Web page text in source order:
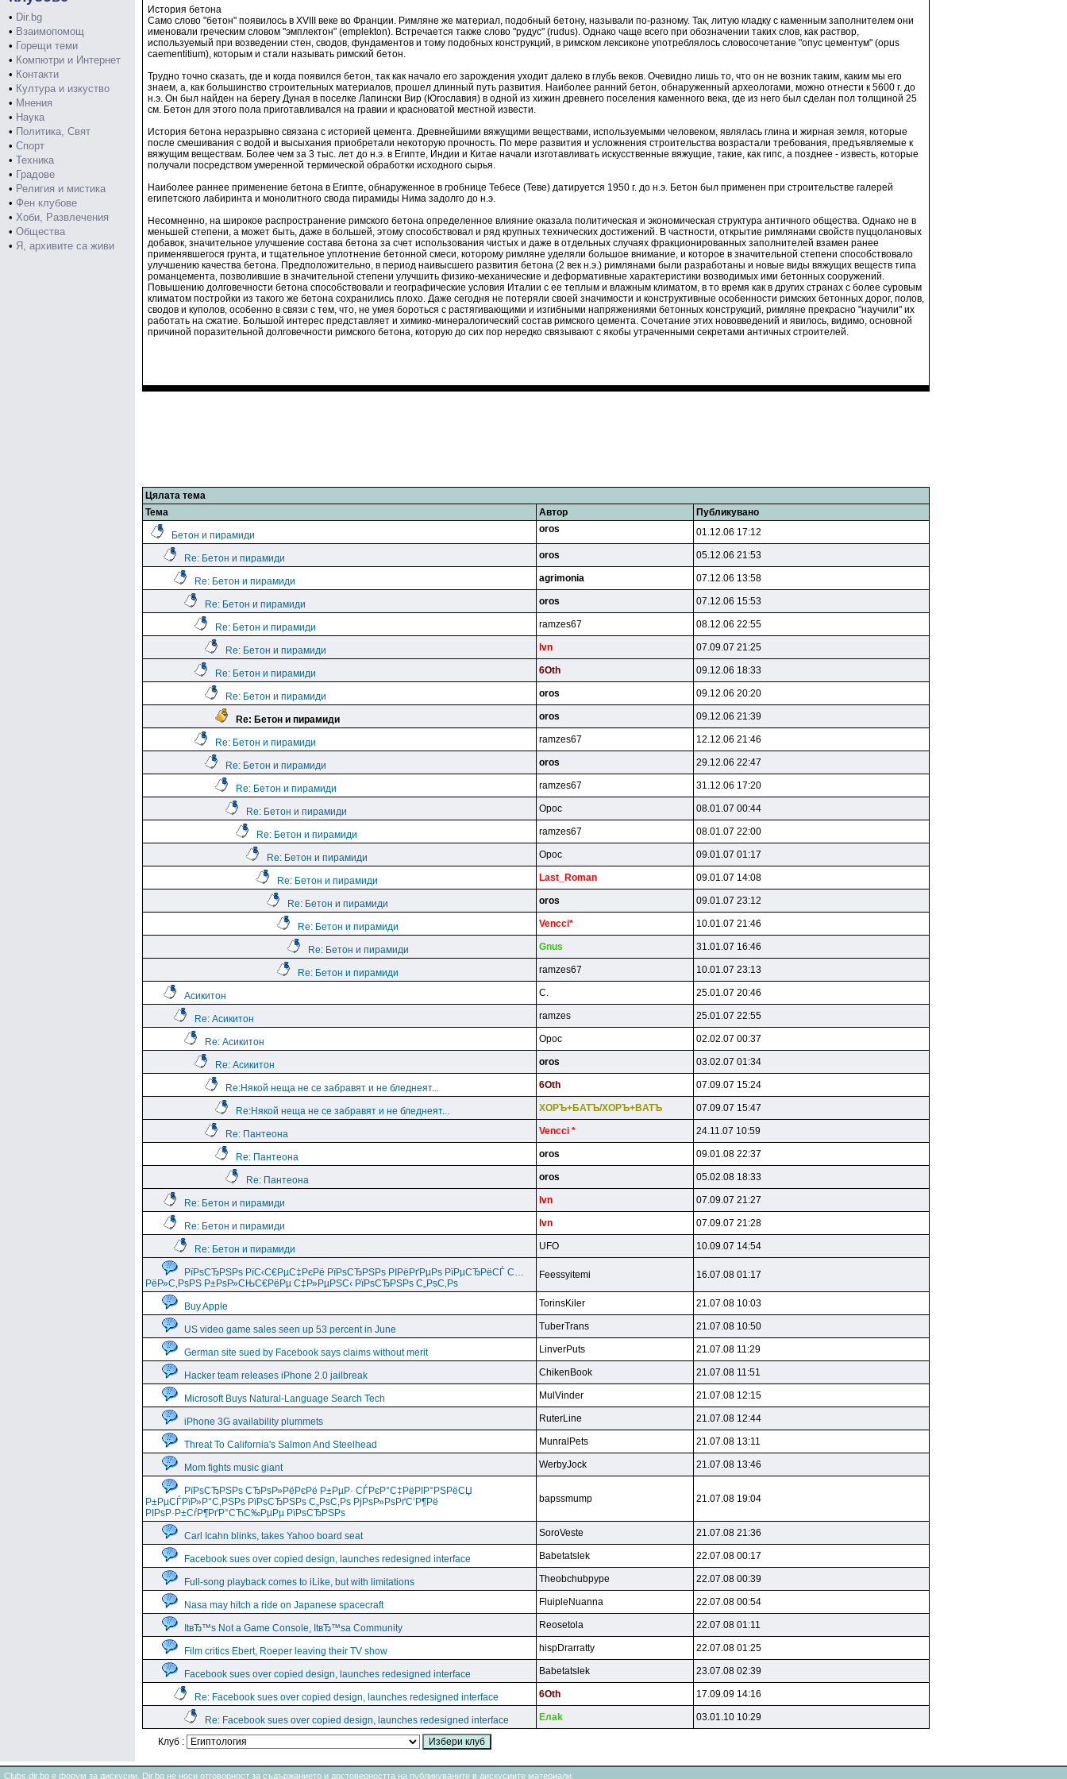
• Dir.bg
• Взаимопомощ
• Горещи теми
• Компютри и Интернет
• Контакти
• Култура и изкуство
• Мнения
• Наука
• Политика, Свят
• Спорт
• Техника
• Градове
• Религия и мистика
• Фен клубове
• Хоби, Развлечения
• Общества
• Я, архивите са живи
История бетона
Само слово "бетон" появилось в XVIII веке во Франции. Римляне же материал, подобный бетону, называли по-разному. Так, литую кладку с каменным заполнителем они
именовали греческим словом "эмплектон" (emplekton). Встречается также слово "рудус" (rudus). Однако чаще всего при обозначении таких слов, как раствор,
используемый при возведении стен, сводов, фундаментов и тому подобных конструкций, в римском лексиконе употреблялось словосочетание "опус цементум" (opus
caementitium), которым и стали называть римский бетон.
Трудно точно сказать, где и когда появился бетон, так как начало его зарождения уходит далеко в глубь веков. Очевидно лишь то, что он не возник таким, каким мы его
знаем, а, как большинство строительных материалов, прошел длинный путь развития. Наиболее ранний бетон, обнаруженный археологами, можно отнести к 5600 г. до
н.э. Он был найден на берегу Дуная в поселке Лапински Вир (Югославия) в одной из хижин древнего поселения каменного века, где из него был сделан пол толщиной 25
см. Бетон для этого пола приготавливался на гравии и красноватой местной извести.
История бетона неразрывно связана с историей цемента. Древнейшими вяжущими веществами, используемыми человеком, являлась глина и жирная земля, которые
после смешивания с водой и высыхания приобретали некоторую прочность. По мере развития и усложнения строительства возрастали требования, предъявляемые к
вяжущим веществам. Более чем за 3 тыс. лет до н.э. в Египте, Индии и Китае начали изготавливать искусственные вяжущие, такие, как гипс, а позднее - известь, которые
получали посредством умеренной термической обработки исходного сырья.
Наиболее раннее применение бетона в Египте, обнаруженное в гробнице Тебесе (Теве) датируется 1950 г. до н.э. Бетон был применен при строительстве галерей
египетского лабиринта и монолитного свода пирамиды Нима задолго до н.э.
Несомненно, на широкое распространение римского бетона определенное влияние оказала политическая и экономическая структура античного общества. Однако не в
меньшей степени, а может быть, даже в большей, этому способствовал и ряд крупных технических достижений. В частности, открытие римлянами свойств пуццолановых
добавок, значительное улучшение состава бетона за счет использования чистых и даже в отдельных случаях фракционированных заполнителей взамен ранее
применявшегося грунта, и тщательное уплотнение бетонной смеси, которому римляне уделяли большое внимание, и которое в значительной степени способствовало
улучшению качества бетона. Предположительно, в период наивысшего развития бетона (2 век н.э.) римлянами были разработаны и новые виды вяжущих веществ типа
романцемента, позволившие в значительной степени улучшить физико-механические и деформативные характеристики возводимых ими бетонных сооружений.
Повышению долговечности бетона способствовали и географические условия Италии с ее теплым и влажным климатом, в то время как в других странах с более суровым
климатом постройки из такого же бетона сохранились плохо. Даже сегодня не потеряли своей значимости и конструктивные особенности римских бетонных дорог, полов,
сводов и куполов, особенно в связи с тем, что, не умея бороться с растягивающими и изгибными напряжениями бетонных конструкций, римляне прекрасно "научили" их
работать на сжатие. Большой интерес представляет и химико-минералогический состав римского цемента. Сочетание этих нововведений и явилось, видимо, основной
причиной поразительной долговечности римского бетона, которую до сих пор нередко связывают с якобы утраченными секретами античных строителей.
Цялата тема
Тема
Автор Публикувано
Бетон и пирамиди
oros 01.12.06 17:12
Re: Бетон и пирамиди oros 05.12.06 21:53
Re: Бетон и пирамиди agrimonia 07.12.06 13:58
Re: Бетон и пирамиди oros 07.12.06 15:53
Re: Бетон и пирамиди ramzes67 08.12.06 22:55
Re: Бетон и пирамиди lvn 07.09.07 21:25
Re: Бетон и пирамиди 6Oth 09.12.06 18:33
Re: Бетон и пирамиди oros 09.12.06 20:20
Re: Бетон и пирамиди oros 09.12.06 21:39
Re: Бетон и пирамиди ramzes67 12.12.06 21:46
Re: Бетон и пирамиди oros 29.12.06 22:47
Re: Бетон и пирамиди ramzes67 31.12.06 17:20
Re: Бетон и пирамиди Opoc 08.01.07 00:44
Re: Бетон и пирамиди ramzes67 08.01.07 22:00
Re: Бетон и пирамиди Opoc 09.01.07 01:17
Re: Бетон и пирамиди Last_Roman 09.01.07 14:08
Re: Бетон и пирамиди oros 09.01.07 23:12
Re: Бетон и пирамиди Vencci* 10.01.07 21:46
Re: Бетон и пирамиди Gnus 31.01.07 16:46
Re: Бетон и пирамиди ramzes67 10.01.07 23:13
Асикитон C. 25.01.07 20:46
Re: Асикитон ramzes 25.01.07 22:55
Re: Асикитон Opoc 02.02.07 00:37
Re: Асикитон oros 03.02.07 01:34
Re:Някой неща не се забравят и не бледнеят... 6Oth 07.09.07 15:24
Re:Някой неща не се забравят и не бледнеят... XOPЪ+БATЪ/XOPЪ+BATЪ 07.09.07 15:47
Re: Пантеона Vencci * 24.11.07 10:59
Re: Пантеона oros 09.01.08 22:37
Re: Пантеона oros 05.02.08 18:33
Re: Бетон и пирамиди lvn 07.09.07 21:27
Re: Бетон и пирамиди lvn 07.09.07 21:28
Re: Бетон и пирамиди UFO 10.09.07 14:54
РїРѕСЂРЅРѕ РїС‹С€РµС‡РєРё РїРѕСЂРЅРѕ РІРёРґРµРѕ РїРµСЂРёСЃ С…
РёР»С‚РѕРЅ Р±РѕР»СЊС€РёРµ С‡Р»РµРЅС‹ РїРѕСЂРЅРѕ С„РѕС‚Рѕ
Feessyitemi 16.07.08 01:17
Buy Apple TorinsKiler 21.07.08 10:03
US video game sales seen up 53 percent in June TuberTrans 21.07.08 10:50
German site sued by Facebook says claims without merit LinverPuts 21.07.08 11:29
Hacker team releases iPhone 2.0 jailbreak ChikenBook 21.07.08 11:51
Microsoft Buys Natural-Language Search Tech MulVinder 21.07.08 12:15
iPhone 3G availability plummets RuterLine 21.07.08 12:44
Threat To California's Salmon And Steelhead MunralPets 21.07.08 13:11
Mom fights music giant WerbyJock 21.07.08 13:46
РїРѕСЂРЅРѕ СЂРѕР»РёРєРё Р±РµР· СЃРєР°С‡РёРІР°РЅРёСЏ
Р±РµСЃРїР»Р°С‚РЅРѕ РїРѕСЂРЅРѕ С„РѕС‚Рѕ РјРѕР»РѕРґС‘Р¶Рё
РІРѕР·Р±СѓР¶РґР°СЋС‰РµРµ РїРѕСЂРЅРѕ
bapssmump 21.07.08 19:04
Carl Icahn blinks, takes Yahoo board seat SoroVeste 21.07.08 21:36
Facebook sues over copied design, launches redesigned interface Babetatslek 22.07.08 00:17
Full-song playback comes to iLike, but with limitations Theobchubpype 22.07.08 00:39
Nasa may hitch a ride on Japanese spacecraft FluipleNuanna 22.07.08 00:54
ItвЂ™s Not a Game Console, ItвЂ™sa Community Reosetola 22.07.08 01:11
Film critics Ebert, Roeper leaving their TV show hispDrarratty 22.07.08 01:25
Facebook sues over copied design, launches redesigned interface Babetatslek 23.07.08 02:39
Re: Facebook sues over copied design, launches redesigned interface 6Oth 17.09.09 14:16
Re: Facebook sues over copied design, launches redesigned interface Eлak 03.01.10 10:29
Клуб :
Clubs.dir.bg е форум за дискусии. Dir.bg не носи отговорност за съдържанието и достоверността на публикуваните в дискусиите материали.